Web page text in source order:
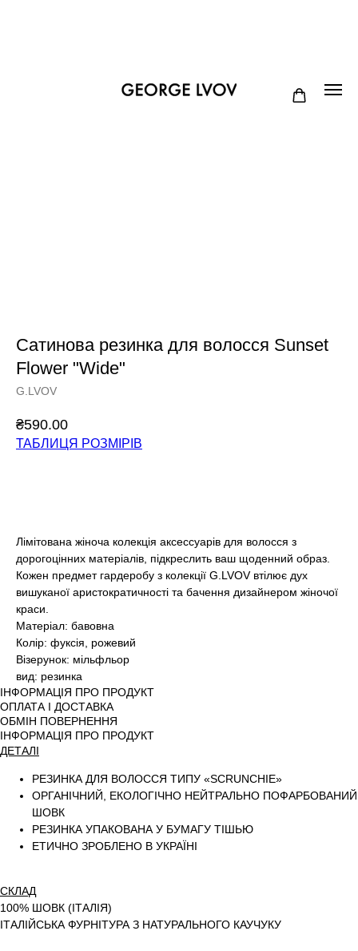
Сатинова резинка для волосся Sunset
Flower "Wide"
G.LVOV
₴590.00
ТАБЛИЦЯ РОЗМІРІВ
Лімітована жіноча колекція аксессуарів для волосся з
дорогоцінних матеріалів, підкреслить ваш щоденний образ.
Кожен предмет гардеробу з колекції G.LVOV втілює дух
вишуканої аристократичності та бачення дизайнером жіночої
краси.
Матеріал: бавовна
Колір: фуксія, рожевий
Візерунок: мільфльор
вид: резинка
ІНФОРМАЦІЯ ПРО ПРОДУКТ
ОПЛАТА І ДОСТАВКА
ОБМІН ПОВЕРНЕННЯ
ІНФОРМАЦІЯ ПРО ПРОДУКТ
ДЕТАЛІ
РЕЗИНКА ДЛЯ ВОЛОССЯ ТИПУ «SCRUNCHIE»
ОРГАНІЧНИЙ, ЕКОЛОГІЧНО НЕЙТРАЛЬНО ПОФАРБОВАНИЙ
ШОВК
РЕЗИНКА УПАКОВАНА У БУМАГУ ТІШЬЮ
ЕТИЧНО ЗРОБЛЕНО В УКРАЇНІ
СКЛАД
100% ШОВК (ІТАЛІЯ)
ІТАЛІЙСЬКА ФУРНІТУРА З НАТУРАЛЬНОГО КАУЧУКУ